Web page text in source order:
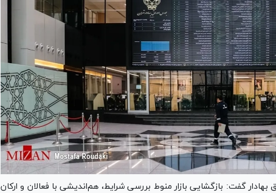
بهادار گفت: بازگشایی بازار منوط بررسی شرایط، هم‌اندیشی با فعالان و ارکان